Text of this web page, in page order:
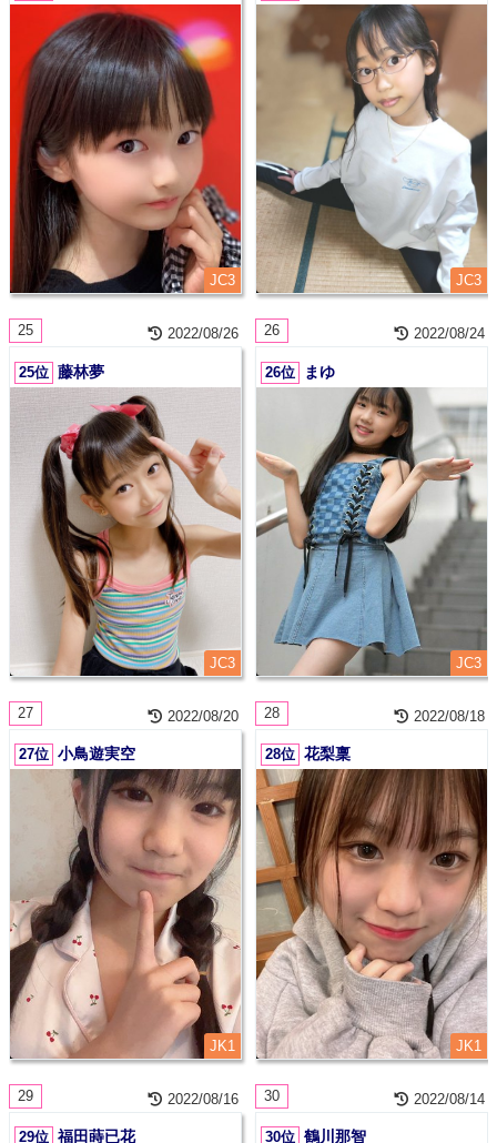
JC3 JC3
25 2022/08/26
25位 藤林夢
JC3
26 2022/08/24
26位 まゆ
JC3
27 2022/08/20
27位 小鳥遊実空
JK1
28 2022/08/18
28位 花梨稟
JK1
29 2022/08/16
29位 福田蒔已花
30 2022/08/14
30位 鶴川那智